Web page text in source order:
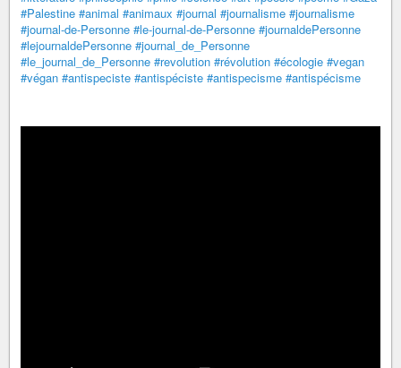
#Palestine #animal #animaux #journal #journalisme #journalisme
#journal-de-Personne #le-journal-de-Personne #journaldePersonne
#lejournaldePersonne #journal_de_Personne
#le_journal_de_Personne #revolution #révolution #écologie #vegan
#végan #antispeciste #antispéciste #antispecisme #antispécisme